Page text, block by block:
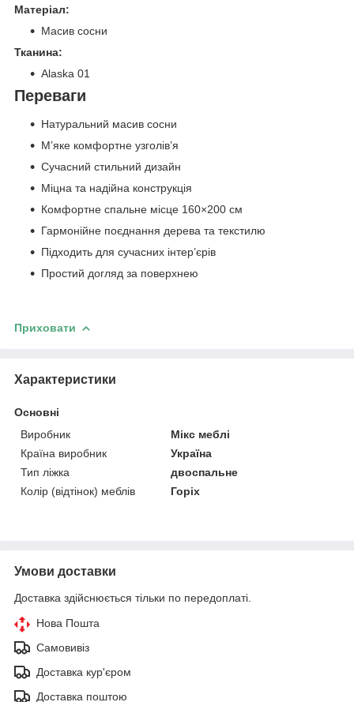
Матеріал:
Масив сосни
Тканина:
Alaska 01
Переваги
Натуральний масив сосни
М’яке комфортне узголів’я
Сучасний стильний дизайн
Міцна та надійна конструкція
Комфортне спальне місце 160×200 см
Гармонійне поєднання дерева та текстилю
Підходить для сучасних інтер’єрів
Простий догляд за поверхнею
Приховати
Характеристики
Основні
Виробник
Мікс меблі
Країна виробник
Україна
Тип ліжка
двоспальне
Колір (відтінок) меблів
Горіх
Умови доставки
Доставка здійснюється тільки по передоплаті.
Нова Пошта
Самовивіз
Доставка кур'єром
Доставка поштою